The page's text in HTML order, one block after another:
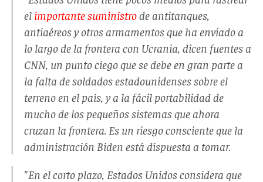
el importante suministrode antitanques,
antiaéreos y otros armamentos que ha enviado a
lo largo de la frontera con Ucrania, dicen fuentes a
CNN, un punto ciego que se debe en gran parte a
la falta de soldados estadounidenses sobre el
terreno en el país, y a la fácil portabilidad de
mucho de los pequeños sistemas que ahora
cruzan la frontera. Es un riesgo consciente que la
administración Biden está dispuesta a tomar.
"En el corto plazo, Estados Unidos considera que